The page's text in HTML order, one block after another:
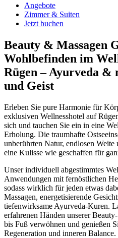
Angebote
Zimmer & Suiten
Jetzt buchen
Beauty & Massagen
Wohlbefinden im
Rügen – Ayurveda
und Geist
Erleben Sie pure Harmonie für
exklusiven Wellnesshotel auf
sich und tauchen Sie ein in eine
Erholung. Die traumhafte
unberührten Natur, endlosen Weite
eine Kulisse wie geschaffen für
Unser individuell abgestimmtes
Anwendungen mit fernöstlichen
sodass wirklich für jeden etwas
Massagen, energetisierende
tiefenwirksame Ayurveda-Kuren.
erfahrenen Händen unserer
bis Fuß verwöhnen und genießen
Regeneration und inneren Balance.